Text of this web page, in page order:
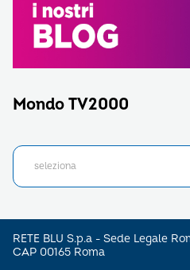
Mondo TV2000
RETE BLU S.p.a - Sede Legale
CAP 00165 Roma